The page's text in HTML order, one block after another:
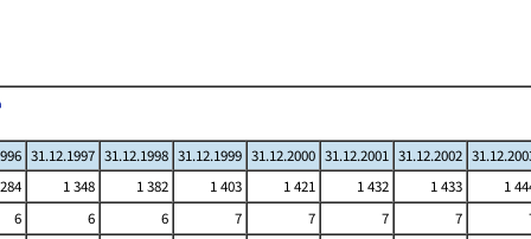
31.12.1997 31.12.1998 31.12.1999 31.12.2000 31.12.2001 31.12.2002
1 348 1 382 1 403 1 421 1 432 1 433
1
6 6 6 7 7 7 7